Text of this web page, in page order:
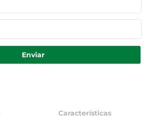
Enviar
Características